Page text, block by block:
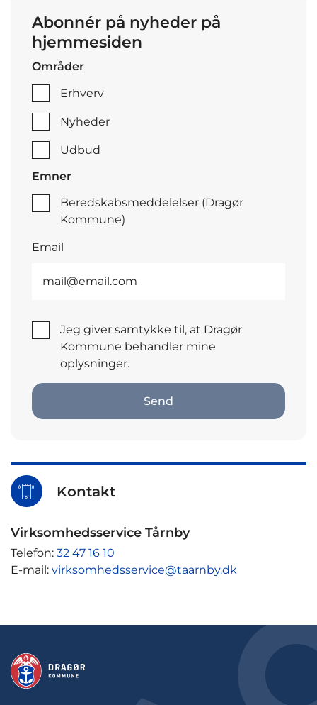
Abonnér på nyheder på
hjemmesiden
Områder
Erhverv
Nyheder
Udbud
Emner
Beredskabsmeddelelser (Dragør
Kommune)
Email
Jeg giver samtykke til, at Dragør
Kommune behandler mine
oplysninger.
Send
Kontakt
Virksomhedsservice Tårnby
Telefon: 32 47 16 10
E-mail: virksomhedsservice@taarnby.dk